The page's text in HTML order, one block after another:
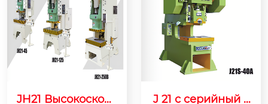
трукция конструкц
ии рациональна, а к
омпоновка оптимиз
ирована. После вто
ричного старения о
беспечивается долг
овременная стабил
трукция конструкц
ии рациональна, а к
омпоновка оптимиз
ирована. После вто
ричного старения о
овременная стабил
JH21 Высокоскоро
J 21 с серийный у